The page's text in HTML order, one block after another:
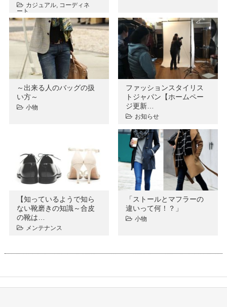
カジュアル, コーディネ
ート
～出来る人のバッグの扱
い方～
小物
ファッションスタイリス
トジャパン【ホームペー
ジ更新…
お知らせ
【知っているようで知ら
ない靴磨きの知識～合皮
の靴は…
メンテナンス
「ストールとマフラーの
違いって何！？」
小物